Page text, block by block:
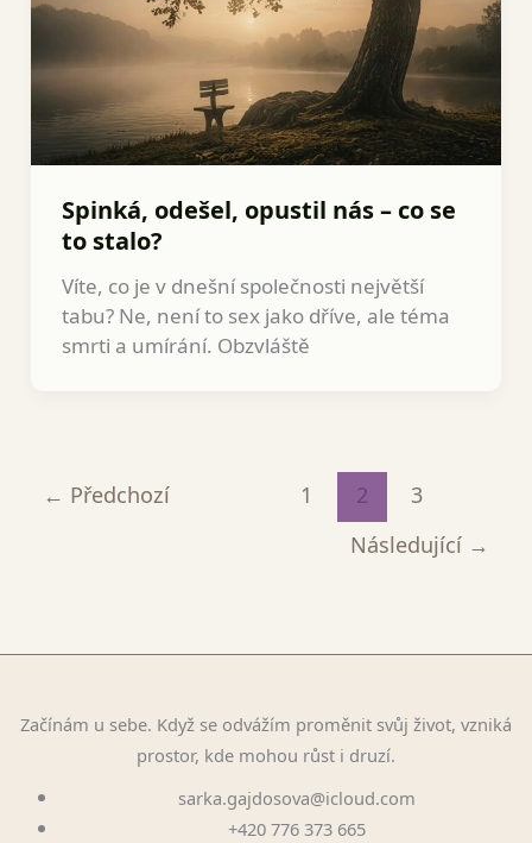
Spinká, odešel, opustil nás – co se
to stalo?
Víte, co je v dnešní společnosti největší
tabu? Ne, není to sex jako dříve, ale téma
smrti a umírání. Obzvláště
← Předchozí 1 2
3
Následující →
Začínám u sebe. Když se odvážím proměnit svůj život, vzniká
prostor, kde mohou růst i druzí.
sarka.gajdosova@icloud.com
+420 776 373 665